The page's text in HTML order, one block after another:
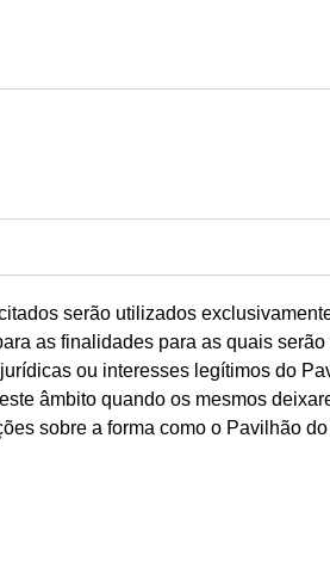
serão utilizados
as finalidades para as quais
ou interesses legítimos do
âmbito quando os mesmos
sobre a forma como o Pavilhão